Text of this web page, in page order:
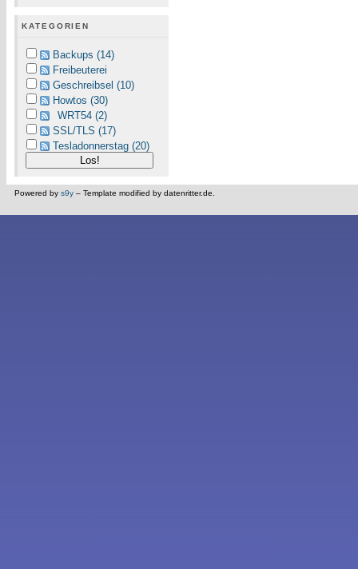
KATEGORIEN
Backups (14)
Freibeuterei
Geschreibsel (10)
Howtos (30)
WRT54 (2)
SSL/TLS (17)
Tesladonnerstag (20)
Powered by s9y – Template modified by datenritter.de.